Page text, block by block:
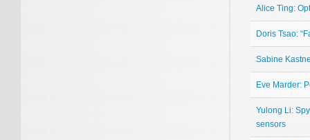
Alice Ting:
Doris Tsao:
Sabine
Eve Marder:
Yulong Li:
sensors